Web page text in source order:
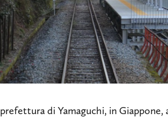
di Yamaguchi, in Giappone,